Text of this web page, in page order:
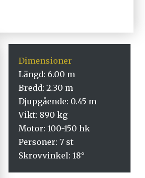
Dimensioner
Längd: 6.00 m
Bredd: 2.30 m
Djupgående: 0.45 m
Vikt: 890 kg
Motor: 100-150 hk
Personer: 7 st
Skrovvinkel: 18°